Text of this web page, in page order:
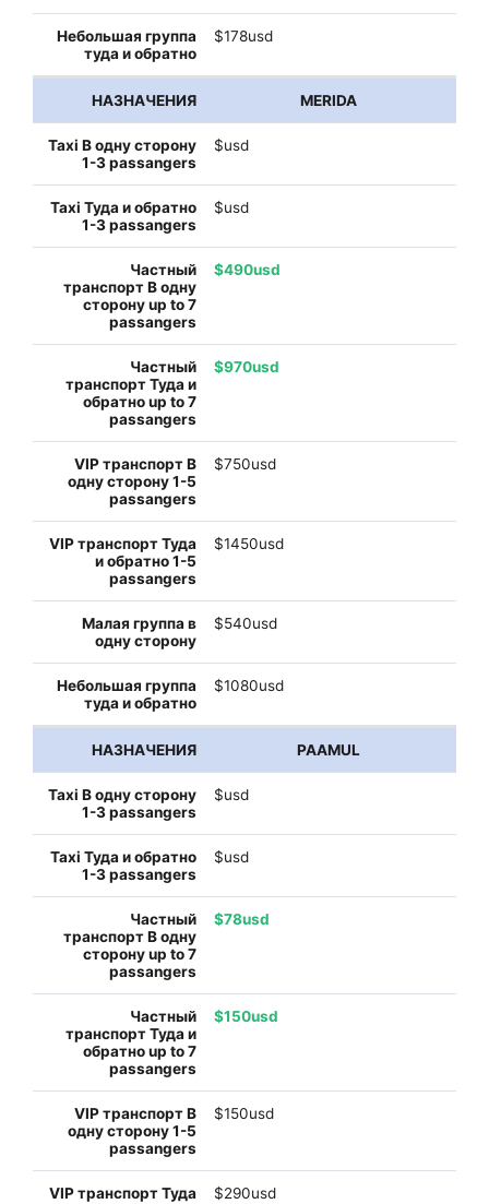
$178usd
MERIDA
$usd
$usd
$490usd
$970usd
$750usd
$1450usd
$540usd
$1080usd
PAAMUL
$usd
$usd
$78usd
$150usd
$150usd
$290usd